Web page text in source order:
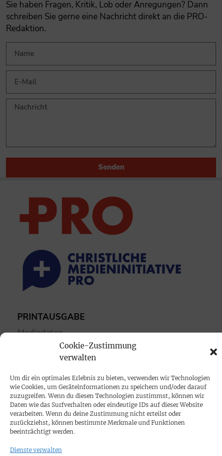
Cookie-Zustimmung
verwalten
Um dir ein optimales Erlebnis zu bieten, verwenden wir Technologien
wie Cookies, um Geräteinformationen zu speichern und/oder darauf
zuzugreifen. Wenn du diesen Technologien zustimmst, können wir
Daten wie das Surfverhalten oder eindeutige IDs auf dieser Website
verarbeiten. Wenn du deine Zustimmung nicht erteilst oder
zurückziehst, können bestimmte Merkmale und Funktionen
beeinträchtigt werden.
Dienste verwalten
Sie haben Fragen, Kritik, Lob oder Anregungen? Dann
schreiben Sie gerne eine Nachricht direkt an die PRO-
Redaktion.
Senden
PRINTAUSGABE
Mediadaten
PROKOMPAKT
Impressum
SPENDEN
Datenschutz
KONTAKT